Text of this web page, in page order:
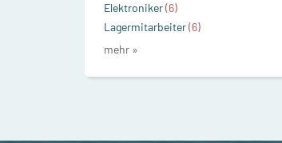
Elektroniker(6)
Lagermitarbeiter(6)
mehr »